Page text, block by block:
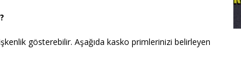
gösterebilir. Aşağıda kasko primlerinizi belirleyen